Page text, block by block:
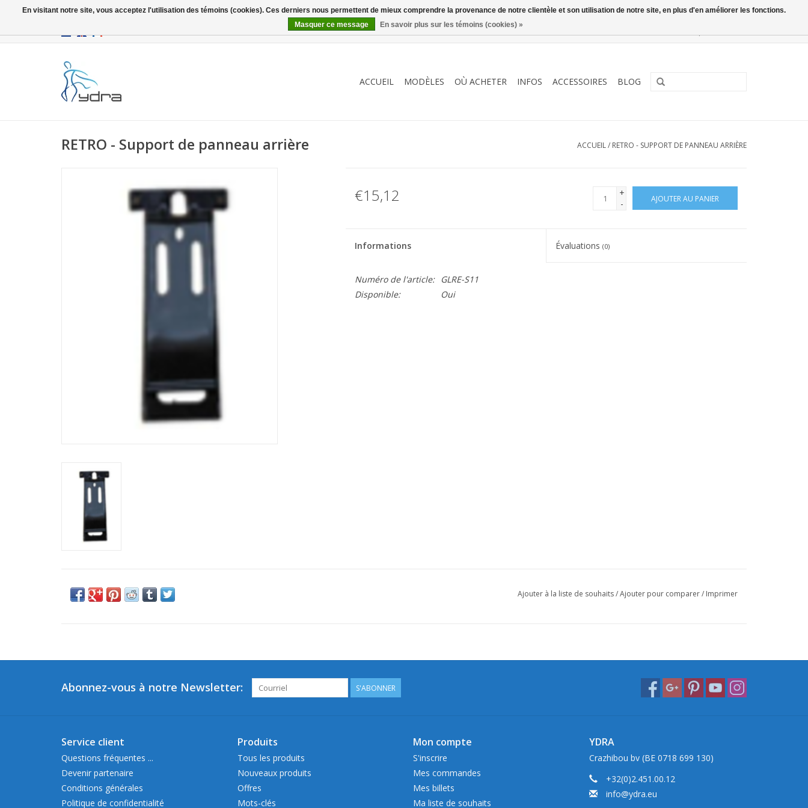
ACCUEIL MODÈLES OÙ ACHETER INFOS ACCESSOIRES BLOG
RETRO - Support de panneau arrière ACCUEIL/ RETRO - SUPPORT DE PANNEAU ARRIÈRE
€15,12
+
-
AJOUTER AU PANIER
Informations Évaluations(0)
Numéro de l'article:
GLRE-S11
Disponible:
Oui
Ajouter à la liste de souhaits/Ajouter pour comparer/ Imprimer
Abonnez-vous à notre Newsletter: S'ABONNER
Service client
Questions fréquentes ...
Devenir partenaire
Conditions générales
Politique de confidentialité
Produits
Tous les produits
Nouveaux produits
Offres
Mots-clés
Mon compte
S'inscrire
Mes commandes
Mes billets
Ma liste de souhaits
YDRA
Crazhibou bv (BE 0718 699 130)
+32(0)2.451.00.12
info@ydra.eu
En visitant notre site, vous acceptez l'utilisation des témoins (cookies). Ces derniers nous permettent de mieux comprendre la provenance de notre clientèle et son utilisation de notre site, en plus d'en améliorer les fonctions.
Masquer ce message
En savoir plus sur les témoins (cookies) »